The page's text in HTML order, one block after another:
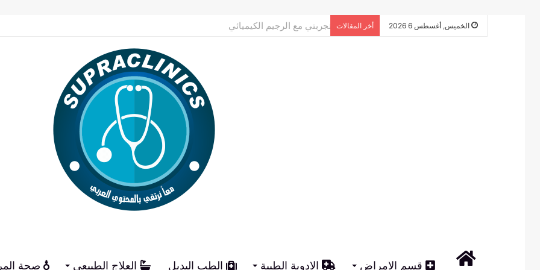
الخميس, أغسطس 6 2026 أخر المقالات تجربتي مع الرجيم الكيميائي
الرئيسيةقسم الامراض الادوية الطبية الطب البديل العلاج الطبيعي صحة